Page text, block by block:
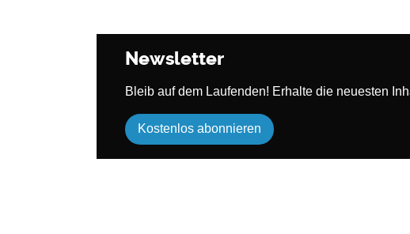
Newsletter
Bleib auf dem Laufenden! Erhalte die neuesten
Kostenlos abonnieren